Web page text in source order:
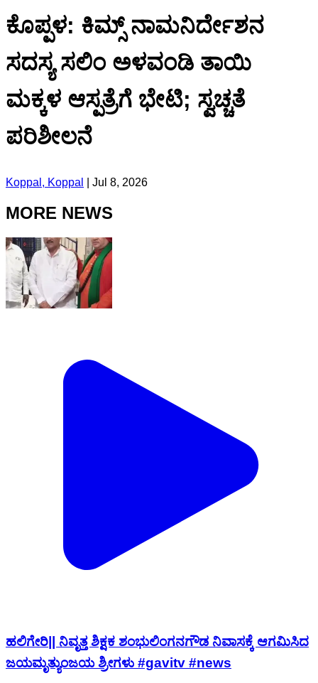
ಕೊಪ್ಪಳ: ಕಿಮ್ಸ್ ನಾಮನಿರ್ದೇಶನ
ಸದಸ್ಯ ಸಲಿಂ ಅಳವಂಡಿ ತಾಯಿ
ಮಕ್ಕಳ ಆಸ್ಪತ್ರೆಗೆ ಭೇಟಿ; ಸ್ವಚ್ಚತೆ
ಪರಿಶೀಲನೆ
Koppal, Koppal Jul 8, 2026
MORE NEWS
ಹಲಿಗೇರಿ|| ನಿವೃತ್ತ ಶಿಕ್ಷಕ ಶಂಭುಲಿಂಗನಗೌಡ ನಿವಾಸಕ್ಕೆ ಆಗಮಿಸಿದ
ಜಯಮೃತ್ಯುಂಜಯ ಶ್ರೀಗಳು #gavitv #news